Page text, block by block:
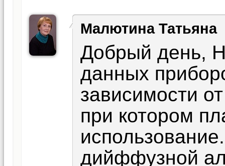
Малютина Татьяна
Добрый день,
данных
зависимости
при котором
дийффузной